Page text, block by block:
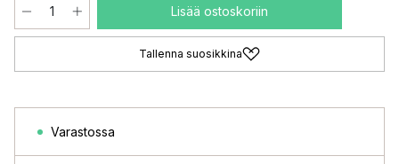
Lisää ostoskoriin
Tallenna suosikkina
Varastossa